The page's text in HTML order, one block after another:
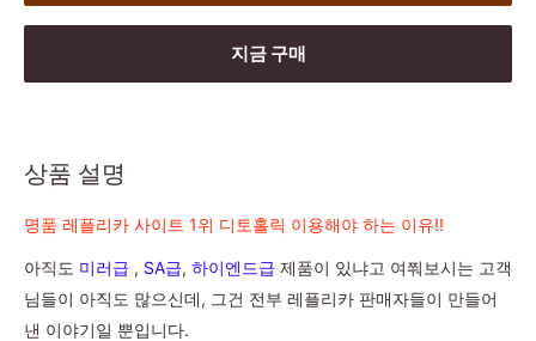
지금 구매
상품 설명
명품 레플리카 사이트 1위 디토홀릭 이용해야 하는 이유!!
아직도 미러급 , SA급, 하이엔드급 제품이 있냐고 여쭤보시는 고객
님들이 아직도 많으신데, 그건 전부 레플리카 판매자들이 만들어
낸 이야기일 뿐입니다.